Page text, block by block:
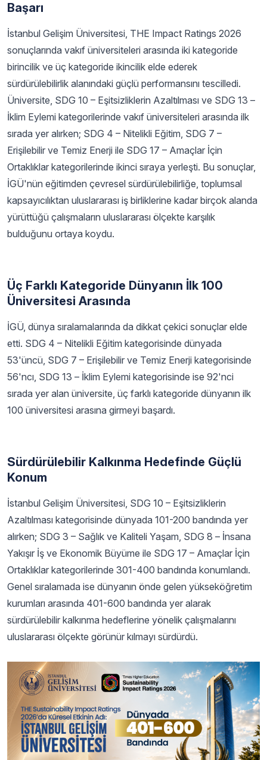
Başarı
İstanbul Gelişim Üniversitesi, THE Impact Ratings 2026
sonuçlarında vakıf üniversiteleri arasında iki kategoride
birincilik ve üç kategoride ikincilik elde ederek
sürdürülebilirlik alanındaki güçlü performansını tescilledi.
Üniversite, SDG 10 – Eşitsizliklerin Azaltılması ve SDG 13 –
İklim Eylemi kategorilerinde vakıf üniversiteleri arasında ilk
sırada yer alırken; SDG 4 – Nitelikli Eğitim, SDG 7 –
Erişilebilir ve Temiz Enerji ile SDG 17 – Amaçlar İçin
Ortaklıklar kategorilerinde ikinci sıraya yerleşti. Bu sonuçlar,
İGÜ'nün eğitimden çevresel sürdürülebilirliğe, toplumsal
kapsayıcılıktan uluslararası iş birliklerine kadar birçok alanda
yürüttüğü çalışmaların uluslararası ölçekte karşılık
bulduğunu ortaya koydu.
Üç Farklı Kategoride Dünyanın İlk 100
Üniversitesi Arasında
İGÜ, dünya sıralamalarında da dikkat çekici sonuçlar elde
etti. SDG 4 – Nitelikli Eğitim kategorisinde dünyada
53'üncü, SDG 7 – Erişilebilir ve Temiz Enerji kategorisinde
56'ncı, SDG 13 – İklim Eylemi kategorisinde ise 92'nci
sırada yer alan üniversite, üç farklı kategoride dünyanın ilk
100 üniversitesi arasına girmeyi başardı.
Sürdürülebilir Kalkınma Hedefinde Güçlü
Konum
İstanbul Gelişim Üniversitesi, SDG 10 – Eşitsizliklerin
Azaltılması kategorisinde dünyada 101-200 bandında yer
alırken; SDG 3 – Sağlık ve Kaliteli Yaşam, SDG 8 – İnsana
Yakışır İş ve Ekonomik Büyüme ile SDG 17 – Amaçlar İçin
Ortaklıklar kategorilerinde 301-400 bandında konumlandı.
Genel sıralamada ise dünyanın önde gelen yükseköğretim
kurumları arasında 401-600 bandında yer alarak
sürdürülebilir kalkınma hedeflerine yönelik çalışmalarını
uluslararası ölçekte görünür kılmayı sürdürdü.